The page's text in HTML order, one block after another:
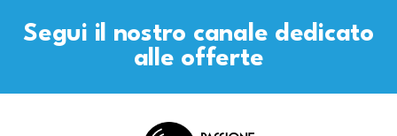
Segui il nostro canale dedicato
alle offerte